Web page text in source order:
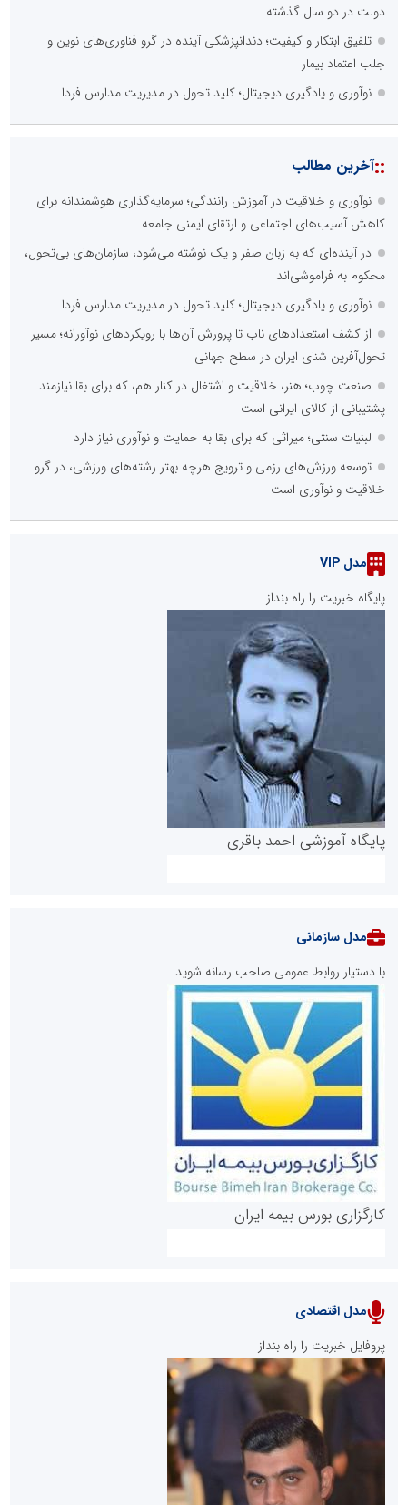
دولت در دو سال گذشته
تلفیق ابتکار و کیفیت؛ دندانپزشکی آینده در گرو فناوری‌های نوین و
جلب اعتماد بیمار
نوآوری و یادگیری دیجیتال؛ کلید تحول در مدیریت مدارس فردا
::آخرین مطالب
نوآوری و خلاقیت در آموزش رانندگی؛ سرمایه‌گذاری هوشمندانه برای
کاهش آسیب‌های اجتماعی و ارتقای ایمنی جامعه
در آینده‌ای که به زبان صفر و یک نوشته می‌شود، سازمان‌های بی‌تحول،
محکوم به فراموشی‌اند
نوآوری و یادگیری دیجیتال؛ کلید تحول در مدیریت مدارس فردا
از کشف استعدادهای ناب تا پرورش آن‌ها با رویکردهای نوآورانه؛ مسیر
تحول‌آفرین شنای ایران در سطح جهانی
صنعت چوب؛ هنر، خلاقیت و اشتغال در کنار هم، که برای بقا نیازمند
پشتیبانی از کالای ایرانی است
لبنیات سنتی؛ میراثی که برای بقا به حمایت و نوآوری نیاز دارد
توسعه ورزش‌های رزمی و ترویج هرچه بهتر رشته‌های ورزشی، در گرو
خلاقیت و نوآوری است
مدل VIP
پایگاه خبریت را راه بنداز
پایگاه آموزشی احمد باقری
روابط عمومی خبرگزاری گزارش خبر
پایگاه خبری نهضت ملی مسکن
مدل سازمانی
با دستیار روابط عمومی صاحب رسانه شوید
کارگزاری بورس بیمه ایران
سازمان بورس و اوراق بهادار
مرجع اخبار موثق در بازارسرمایه
مدل اقتصادی
پروفایل خبریت را راه بنداز